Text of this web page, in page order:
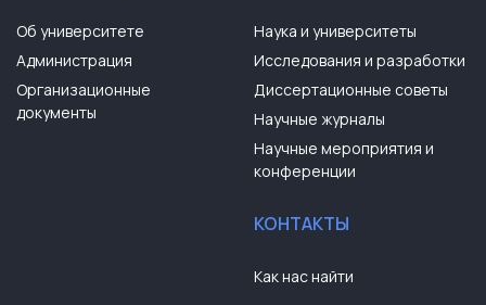
Об университете
Администрация
Организационные
документы
Наука и университеты
Исследования и разработки
Диссертационные советы
Научные журналы
Научные мероприятия и
конференции
КОНТАКТЫ
Как нас найти